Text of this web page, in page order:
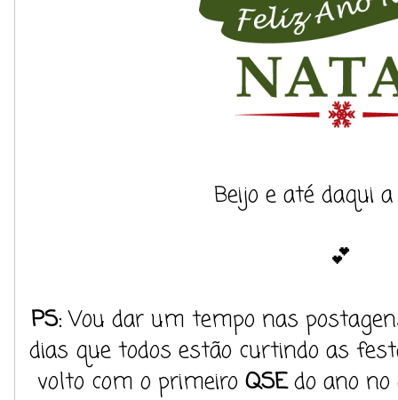
Beijo e até daqui
💕
PS:Vou dar um tempo nas
dias que todos estão curtindo as
volto com o primeiro QSEdo ano